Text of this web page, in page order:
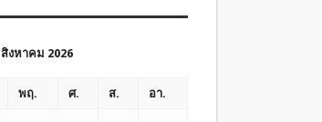
สิงหาคม 2026
พฤ. ศ. ส. อา.